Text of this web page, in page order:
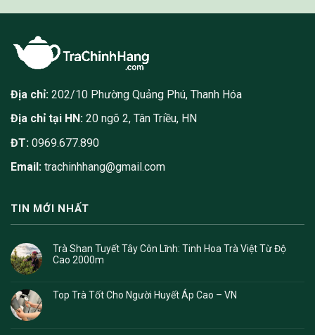
Địa chỉ: 202/10 Phường Quảng Phú, Thanh Hóa
Địa chỉ tại HN: 20 ngõ 2, Tân Triều, HN
ĐT: 0969.677.890
Email: trachinhhang@gmail.com
TIN MỚI NHẤT
Trà Shan Tuyết Tây Côn Lĩnh: Tinh Hoa Trà Việt Từ Độ
Cao 2000m
Top Trà Tốt Cho Người Huyết Áp Cao – VN